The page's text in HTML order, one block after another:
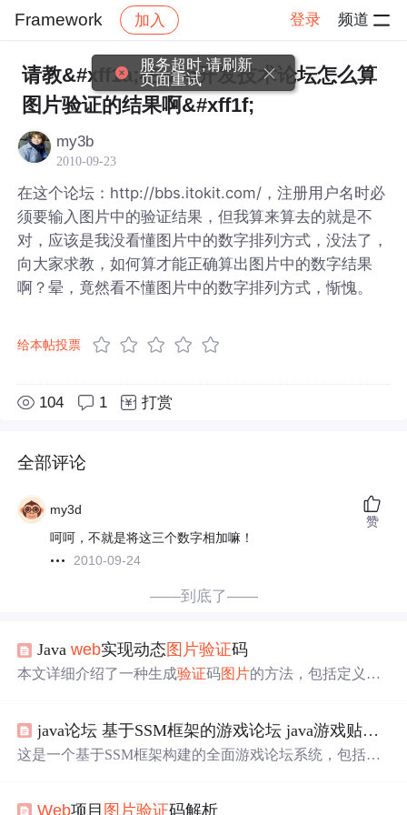
Framework 加入 登录 频道
社区 Framework 帖子详情
请教&#xff1a;在web开发技术论坛怎么算
图片验证的结果啊&#xff1f;
my3b
2010-09-23
在这个论坛：http://bbs.itokit.com/，注册用户名时必
须要输入图片中的验证结果，但我算来算去的就是不
对，应该是我没看懂图片中的数字排列方式，没法了，
向大家求教，如何算才能正确算出图片中的数字结果
啊？晕，竟然看不懂图片中的数字排列方式，惭愧。
给本帖投票
104 1 打赏
全部评论
my3d
呵呵，不就是将这三个数字相加嘛！
2010-09-24
赞
——到底了——
Javaweb实现动态 图片验证码
本文详细介绍了一种生成验证码图片的方法，包括定义 图
和干扰线等步骤，并提供了实现刷新效果的JS代码。
java论坛 基于SSM框架的游戏论坛 java游戏贴吧 java游戏论坛 java论坛 ssm论坛 ssm贴吧 可以改为各种论坛，分类可在后台自己控制，
这是一个基于SSM框架构建的全面游戏论坛系统，包括论
TML+JavaScript+CSS+layui+jQuery实现，并附带测试账
Web项目 图片验证码解析
服务超时,请刷新
页面重试